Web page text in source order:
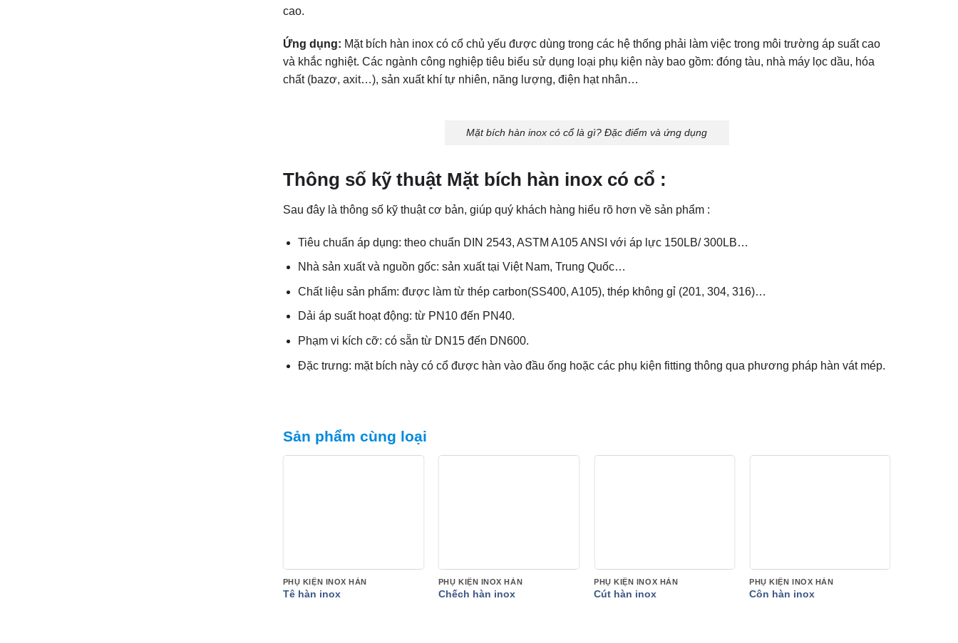
cao.
Ứng dụng: Mặt bích hàn inox có cổ chủ yếu được dùng trong các hệ thống phải làm việc trong môi trường áp suất cao
và khắc nghiệt. Các ngành công nghiệp tiêu biểu sử dụng loại phụ kiện này bao gồm: đóng tàu, nhà máy lọc dầu, hóa
chất (bazơ, axit…), sản xuất khí tự nhiên, năng lượng, điện hạt nhân…
Mặt bích hàn inox có cổ là gì? Đặc điểm và ứng dụng
Thông số kỹ thuật Mặt bích hàn inox có cổ :
Sau đây là thông số kỹ thuật cơ bản, giúp quý khách hàng hiểu rõ hơn về sản phẩm :
Tiêu chuẩn áp dụng: theo chuẩn DIN 2543, ASTM A105 ANSI với áp lực 150LB/ 300LB…
Nhà sản xuất và nguồn gốc: sản xuất tại Việt Nam, Trung Quốc…
Chất liệu sản phẩm: được làm từ thép carbon(SS400, A105), thép không gỉ (201, 304, 316)…
Dải áp suất hoạt động: từ PN10 đến PN40.
Phạm vi kích cỡ: có sẵn từ DN15 đến DN600.
Đặc trưng: mặt bích này có cổ được hàn vào đầu ống hoặc các phụ kiện fitting thông qua phương pháp hàn vát mép.
Sản phẩm cùng loại
PHỤ KIỆN INOX HÀN
Tê hàn inox
PHỤ KIỆN INOX HÀN
Chếch hàn inox
PHỤ KIỆN INOX HÀN
Cút hàn inox
PHỤ KIỆN INOX HÀN
Côn hàn inox